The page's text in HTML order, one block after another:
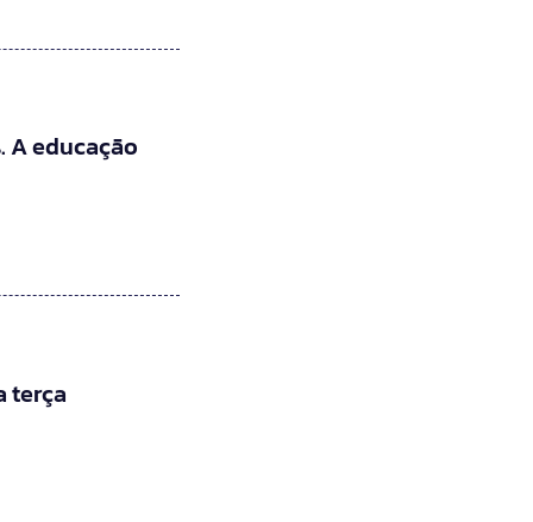
A educação
terça